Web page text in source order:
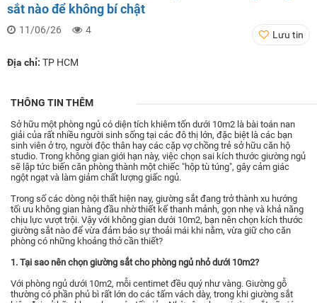
sắt nào để không bí chật
11/06/26 4 Lưu tin
Địa chỉ: TP HCM
THÔNG TIN THÊM
Sở hữu một phòng ngủ có diện tích khiêm tốn dưới 10m2 là bài toán nan
giải của rất nhiều người sinh sống tại các đô thị lớn, đặc biệt là các bạn
sinh viên ở trọ, người độc thân hay các cặp vợ chồng trẻ sở hữu căn hộ
studio. Trong không gian giới hạn này, việc chọn sai kích thước giường ngủ
sẽ lập tức biến căn phòng thành một chiếc "hộp tù túng", gây cảm giác
ngột ngạt và làm giảm chất lượng giấc ngủ.
Trong số các dòng nội thất hiện nay, giường sắt đang trở thành xu hướng
tối ưu không gian hàng đầu nhờ thiết kế thanh mảnh, gọn nhẹ và khả năng
chịu lực vượt trội. Vậy với không gian dưới 10m2, bạn nên chọn kích thước
giường sắt nào để vừa đảm bảo sự thoải mái khi nằm, vừa giữ cho căn
phòng có những khoảng thở cần thiết?
1. Tại sao nên chọn giường sắt cho phòng ngủ nhỏ dưới 10m2?
Với phòng ngủ dưới 10m2, mỗi centimet đều quý như vàng. Giường gỗ
thường có phần phủ bì rất lớn do các tấm vách dày, trong khi giường sắt